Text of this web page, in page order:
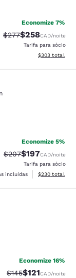
Economize 7%
Tarifa anterior
$277Tarifa com
$258CAD/noite
Tarifa para sócio
Exibir
$303 total
175 avaliações
Economize 5%
Tarifa anterior
$207Tarifa com
$197CAD/noite
Tarifa para sócio
incluídas
Exibir
$230 total
1398 avaliações
Economize 16%
Tarifa anterior
$145Tarifa com
$121CAD/noite